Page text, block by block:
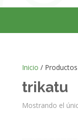
Inicio /
trikatu
Mostrando el